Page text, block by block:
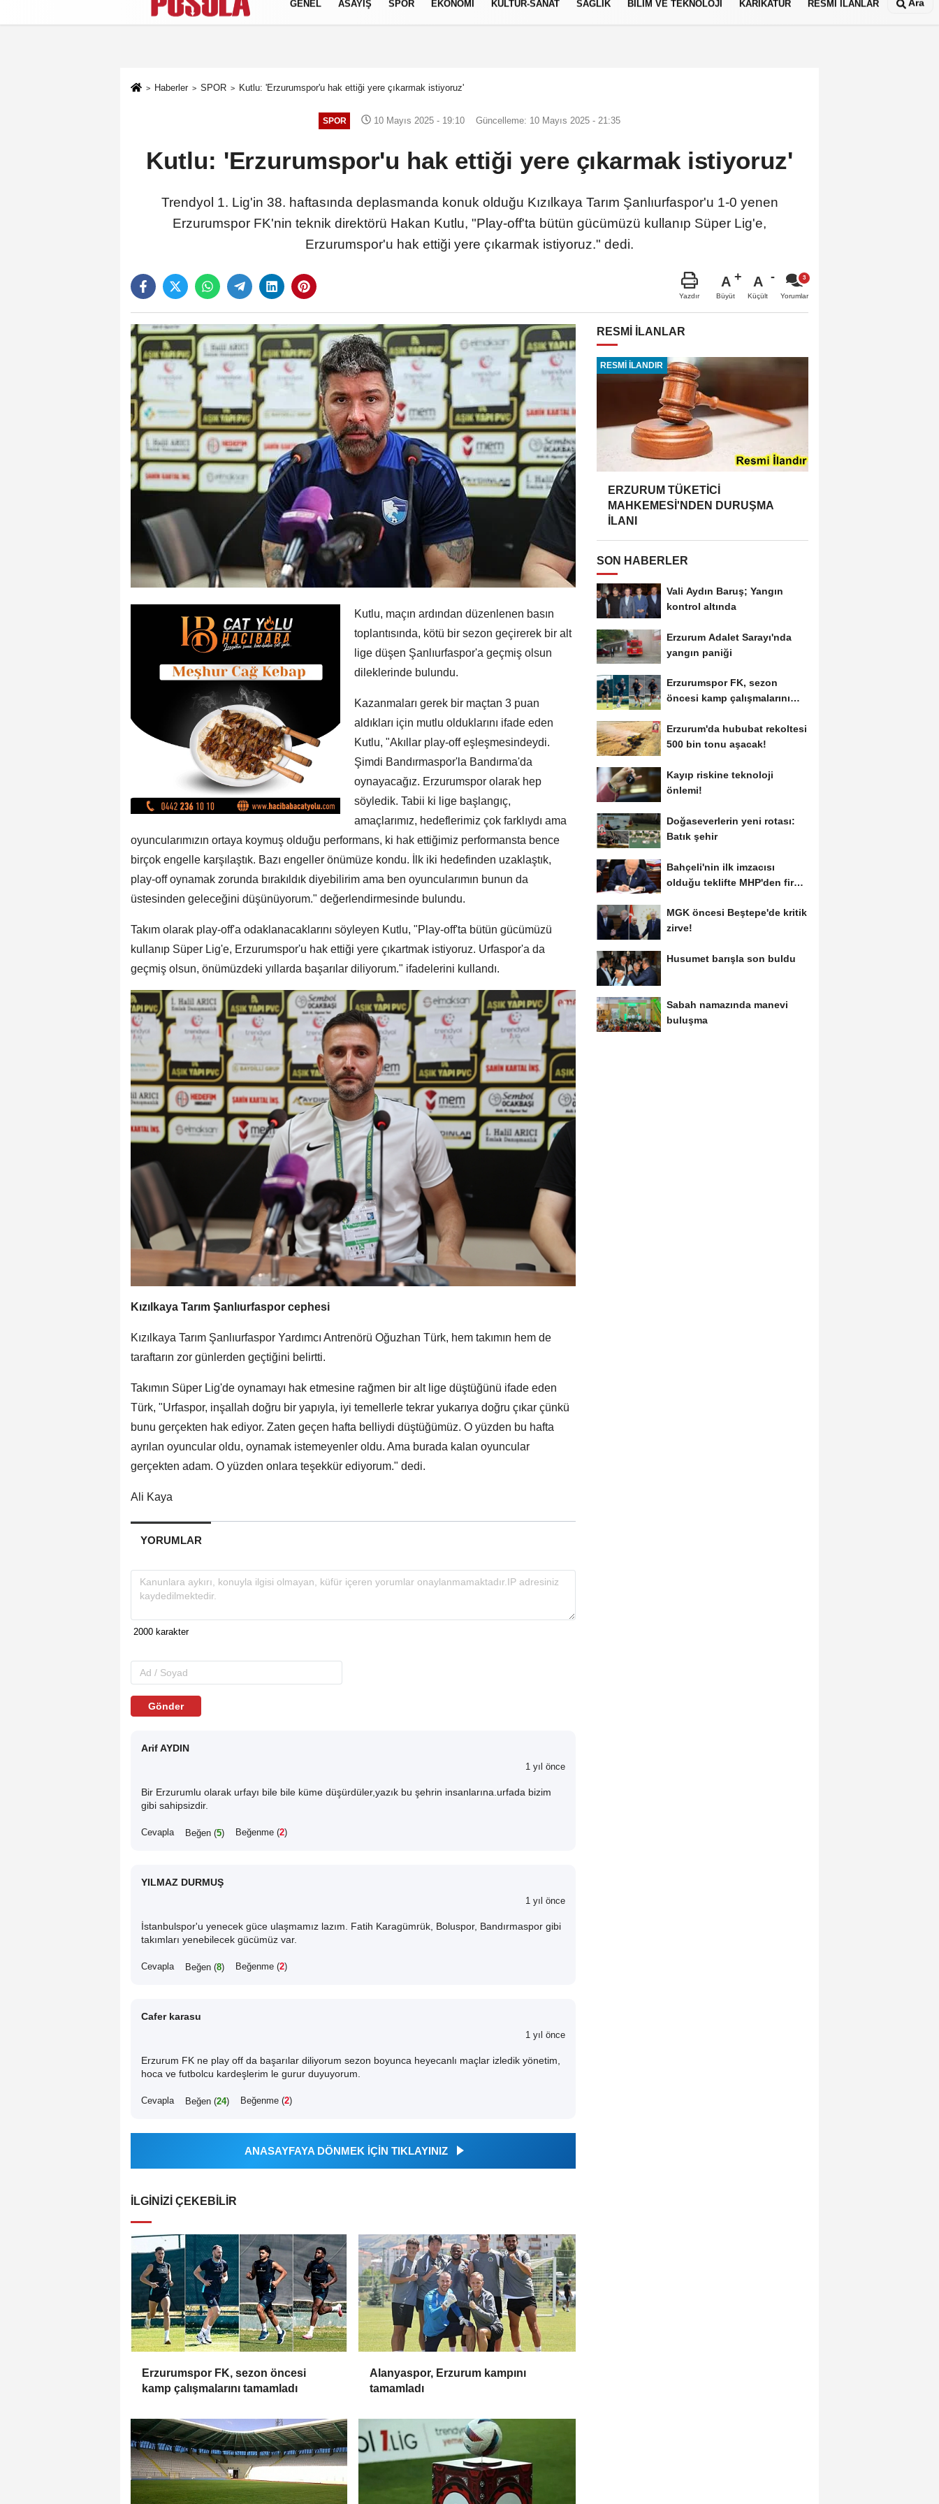
Künye İletişim Gizlilik Politikası
GENEL ASAYİŞ SPOR EKONOMİ KÜLTÜR-SANAT SAĞLIK BİLİM VE TEKNOLOJİ KARİKATÜR RESMİ İLANLAR Ara
Haberler SPOR Kutlu: 'Erzurumspor'u hak ettiği yere çıkarmak istiyoruz'
SPOR 10 Mayıs 2025 - 19:10 Güncelleme: 10 Mayıs 2025 - 21:35
Kutlu: 'Erzurumspor'u hak ettiği yere çıkarmak istiyoruz'
Trendyol 1. Lig'in 38. haftasında deplasmanda konuk olduğu Kızılkaya Tarım Şanlıurfaspor'u 1-0 yenen
Erzurumspor FK'nin teknik direktörü Hakan Kutlu, "Play-off'ta bütün gücümüzü kullanıp Süper Lig'e,
Erzurumspor'u hak ettiği yere çıkarmak istiyoruz." dedi.
Yazdır
A
Büyüt
A
Küçült Yorumlar
Kutlu, maçın ardından düzenlenen basın
toplantısında, kötü bir sezon geçirerek bir alt
lige düşen Şanlıurfaspor'a geçmiş olsun
dileklerinde bulundu.
Kazanmaları gerek bir maçtan 3 puan
aldıkları için mutlu olduklarını ifade eden
Kutlu, "Akıllar play-off eşleşmesindeydi.
Şimdi Bandırmaspor'la Bandırma'da
oynayacağız. Erzurumspor olarak hep
söyledik. Tabii ki lige başlangıç,
amaçlarımız, hedeflerimiz çok farklıydı ama
oyuncularımızın ortaya koymuş olduğu performans, ki hak ettiğimiz performansta bence
birçok engelle karşılaştık. Bazı engeller önümüze kondu. İlk iki hedefinden uzaklaştık,
play-off oynamak zorunda bırakıldık diyebilirim ama ben oyuncularımın bunun da
üstesinden geleceğini düşünüyorum." değerlendirmesinde bulundu.
Takım olarak play-off'a odaklanacaklarını söyleyen Kutlu, "Play-off'ta bütün gücümüzü
kullanıp Süper Lig'e, Erzurumspor'u hak ettiği yere çıkartmak istiyoruz. Urfaspor'a da
geçmiş olsun, önümüzdeki yıllarda başarılar diliyorum." ifadelerini kullandı.
Kızılkaya Tarım Şanlıurfaspor cephesi
Kızılkaya Tarım Şanlıurfaspor Yardımcı Antrenörü Oğuzhan Türk, hem takımın hem de
taraftarın zor günlerden geçtiğini belirtti.
Takımın Süper Lig'de oynamayı hak etmesine rağmen bir alt lige düştüğünü ifade eden
Türk, "Urfaspor, inşallah doğru bir yapıyla, iyi temellerle tekrar yukarıya doğru çıkar çünkü
bunu gerçekten hak ediyor. Zaten geçen hafta belliydi düştüğümüz. O yüzden bu hafta
ayrılan oyuncular oldu, oynamak istemeyenler oldu. Ama burada kalan oyuncular
gerçekten adam. O yüzden onlara teşekkür ediyorum." dedi.
Ali Kaya
YORUMLAR
Gönder
Arif AYDIN
1 yıl önce
Bir Erzurumlu olarak urfayı bile bile küme düşürdüler,yazık bu şehrin insanlarına.urfada bizim
gibi sahipsizdir.
Cevapla Beğen (5) Beğenme (2)
YILMAZ DURMUŞ
1 yıl önce
İstanbulspor'u yenecek güce ulaşmamız lazım. Fatih Karagümrük, Boluspor, Bandırmaspor gibi
takımları yenebilecek gücümüz var.
Cevapla Beğen (8) Beğenme (2)
Cafer karasu
1 yıl önce
Erzurum FK ne play off da başarılar diliyorum sezon boyunca heyecanlı maçlar izledik yönetim,
hoca ve futbolcu kardeşlerim le gurur duyuyorum.
Cevapla Beğen (24) Beğenme (2)
ANASAYFAYA DÖNMEK İÇİN TIKLAYINIZ
İLGINIZI ÇEKEBILIR
Erzurumspor FK, sezon öncesi
kamp çalışmalarını tamamladı
Alanyaspor, Erzurum kampını
tamamladı
RESMİ İLANLAR
RESMİ İLANDIR
ERZURUM TÜKETİCİ
MAHKEMESİ'NDEN DURUŞMA
İLANI
SON HABERLER
Vali Aydın Baruş; Yangın
kontrol altında
Erzurum Adalet Sarayı'nda
yangın paniği
Erzurumspor FK, sezon
öncesi kamp çalışmalarını
Erzurum'da hububat rekoltesi
500 bin tonu aşacak!
Kayıp riskine teknoloji
önlemi!
Doğaseverlerin yeni rotası:
Batık şehir
Bahçeli'nin ilk imzacısı
olduğu teklifte MHP'den fire
MGK öncesi Beştepe'de kritik
zirve!
Husumet barışla son buldu
Sabah namazında manevi
buluşma